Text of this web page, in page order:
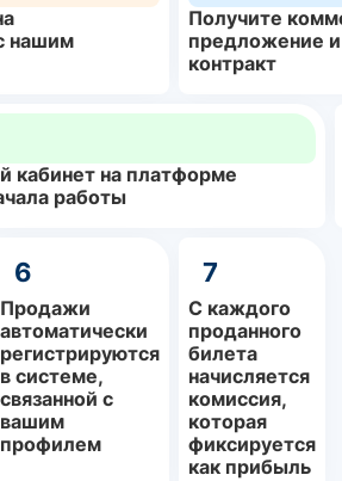
нашим
Получите
предложение
контракт
кабинет на платформе
работы
6
Продажи
автоматически
регистрируются
в системе,
связанной с
вашим
профилем
7
С каждого
проданного
билета
начисляется
комиссия,
которая
фиксируется
как прибыль